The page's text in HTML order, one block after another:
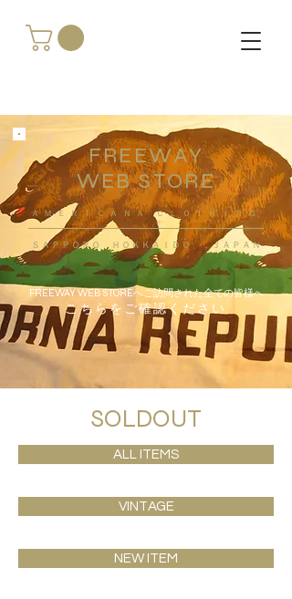
FREEWAY
WEB STORE
​ＡＭＥＲＩＣＡＮＡ ＣＬＯＴＨＩＮＧ
ＳＡＰＰＯＲＯ ＨＯＫＫＡＩＤＯ ，ＪＡＰＡＮ
FREEWAY WEB STOREへご訪問された全ての皆様へ
こちらをご確認ください
SOLDOUT
ALL ITEMS
VINTAGE
NEW ITEM